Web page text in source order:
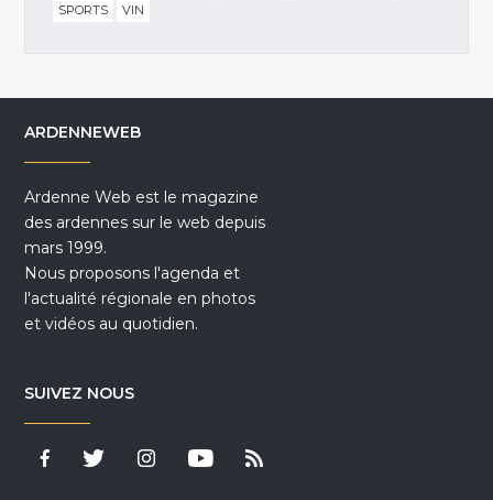
SPORTS
VIN
ARDENNEWEB
Ardenne Web est le magazine
des ardennes sur le web depuis
mars 1999.
Nous proposons l'agenda et
l'actualité régionale en photos
et vidéos au quotidien.
SUIVEZ NOUS